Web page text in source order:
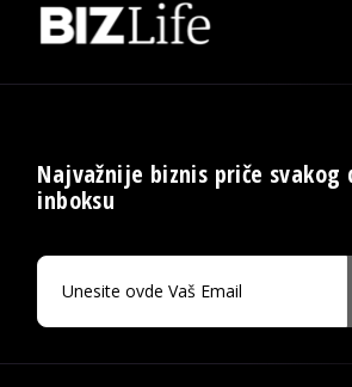
Najvažnije biznis priče svakog
inboksu